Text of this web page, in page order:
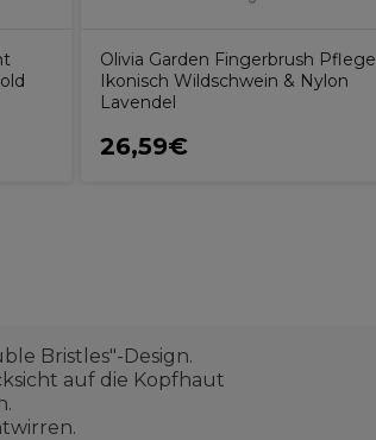
Olivia Garden Fingerbrush Pflege
Ikonisch Wildschwein & Nylon
Lavendel
26,59€
Bristles"-Design.
auf die Kopfhaut